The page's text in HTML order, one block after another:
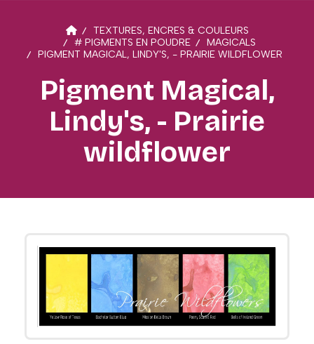
TEXTURES, ENCRES & COULEURS
# PIGMENTS EN POUDRE
MAGICALS
PIGMENT MAGICAL, LINDY'S, - PRAIRIE WILDFLOWER
Pigment Magical,
Lindy's, - Prairie
wildflower